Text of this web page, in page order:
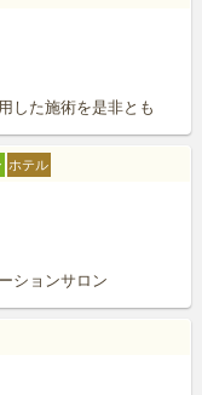
した施術を是非とも
ホテル
ションサロン